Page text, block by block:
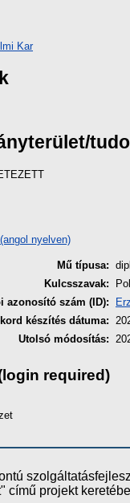
Kar
nyelven)
Mű típusa:
Kulcsszavak:
azonosító szám (ID):
készítés dátuma:
Utolsó módosítás:
required)
című projekt